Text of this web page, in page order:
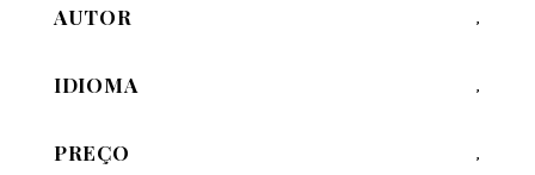
AUTOR
IDIOMA
PREÇO